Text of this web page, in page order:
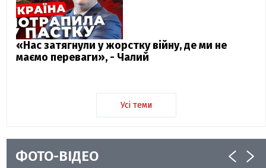
«Нас затягнули у жорстку війну, де ми не
маємо переваги», - Чалий
Усі теми
ФОТО-ВІДЕО